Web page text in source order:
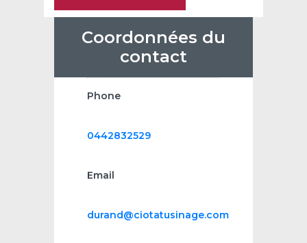
Coordonnées du
contact
Phone
0442832529
Email
durand@ciotatusinage.com